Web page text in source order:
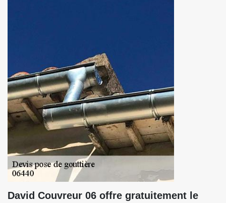
David Couvreur 06 offre gratuitement le